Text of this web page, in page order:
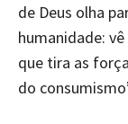
de Deus olha
humanidade:
que tira as
do